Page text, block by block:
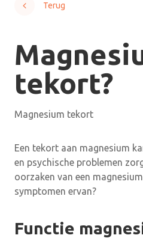
Terug
tekort?
Magnesium tekort
Een tekort aan magnesium
en psychische problemen
oorzaken van een
symptomen ervan?
Functie